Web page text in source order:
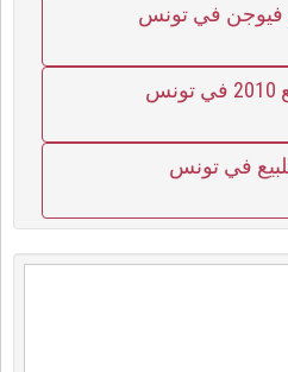
فيوجن في تونس
في تونس